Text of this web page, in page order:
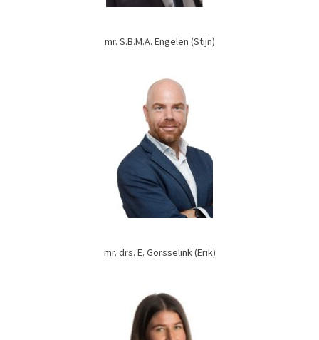
mr. S.B.M.A. Engelen (Stijn)
mr. drs. E. Gorsselink (Erik)